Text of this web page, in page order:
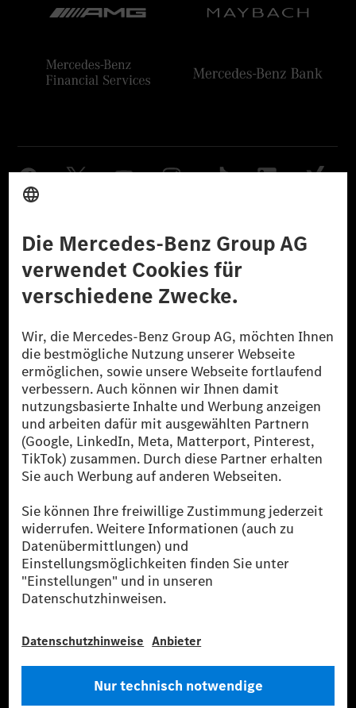
Datenschutz Lizenzhinweise Dritter Barrierefreiheit
© 2026 Mercedes-Benz Group AG. Alle Rechte vorbehalten.
[1] Bilanziell CO₂-neutral bedeutet, dass nicht vermiedene oder nicht
reduzierte CO₂-Emissionen bei der Mercedes-Benz Group durch
zertifizierte Ausgleichsprojekte kompensiert werden.
[2] Renewable Charging ist ein integraler Bestandteil von MB.CHARGE
Public in Europa, den USA, Kanada und China. Sofern an der jeweiligen
Ladestation noch kein Strom aus erneuerbaren Energien vorliegt,
verwendet Renewable Charging Grünstromzertifikate*. Diese stellen
sicher, dass für Ladevorgänge über MB.CHARGE Public eine äquivalente
Strommenge aus erneuerbaren Energien ins Stromnetz eingespeist wird.
als sechs Jahre sind.
* Inkl. EKOenergy Ökolabel
* Die angegebenen Werte wurden nach dem vorgeschriebenen
Messverfahren WLTP (Worldwide harmonised Light vehicles Test
Procedure) ermittelt. Die angegebenen Spannweiten beziehen sich auf
den europäischen Markt. Der Energieverbrauch und der CO₂-Ausstoß
eines Pkw sind nicht nur von der effizienten Ausnutzung des Kraftstoffs
bzw. des Energieträgers durch den Pkw, sondern auch vom Fahrstil und
** Der Stromverbrauch wurde auf der Grundlage der VO 692/2008/EG
Fahrzeugkonfiguration.
*** Angaben zum Stromverbrauch und zur Reichweite sind vorläufig und